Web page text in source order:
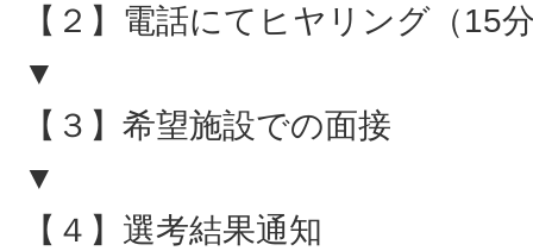
【２】電話にてヒヤリング（15
▼
【３】希望施設での面接
▼
【４】選考結果通知